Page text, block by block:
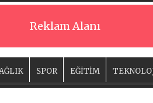
Reklam Alanı
SPOR EĞİTİM